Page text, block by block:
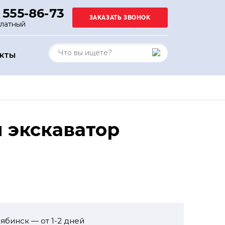
86-73
— от 1-2 дней